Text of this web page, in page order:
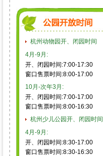
杭州动物园开、闭园时间
4月-9月:
开、闭园时间:7:00-17:30
窗口售票时间:8:00-17:00
10月-次年3月:
开、闭园时间:7:00-17:00
窗口售票时间:8:00-16:30
杭州少儿公园开、闭园时间
4月-9月:
开、闭园时间:8:30-17:00
窗口售票时间:8:30-16:30